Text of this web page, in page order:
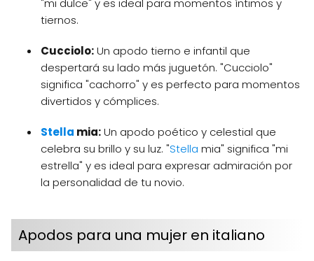
"mi dulce" y es ideal para momentos íntimos y
tiernos.
Cucciolo:Un apodo tierno e infantil que
despertará su lado más juguetón. "Cucciolo"
significa "cachorro" y es perfecto para momentos
divertidos y cómplices.
Stella mia:Un apodo poético y celestial que
celebra su brillo y su luz. "Stella mia" significa "mi
estrella" y es ideal para expresar admiración por
la personalidad de tu novio.
Apodos para una mujer en italiano